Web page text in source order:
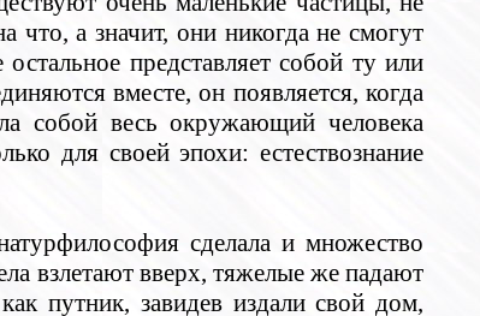
что, а значит, они никогда не смогут
представляет собой ту или
вместе, он появляется, когда
собой весь окружающий человека
для своей эпохи: естествознание
сделала и множество
взлетают вверх, тяжелые же падают
путник, завидев издали свой дом,